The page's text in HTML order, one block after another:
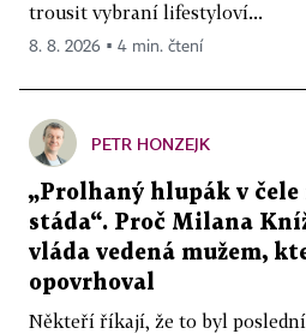
trousit vybraní lifestyloví...
8. 8. 2026 ▪ 4 min. čtení
PETR HONZEJK
„Prolhaný hlupák v
stáda“. Proč Milana
vláda vedená mužem,
opovrhoval
Někteří říkají, že to byl